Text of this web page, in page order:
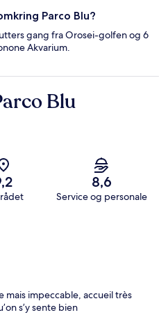
Parco Blu?
gang fra Orosei-golfen og 6
Akvarium.
Blu
8,6
Service og personale
mais impeccable, accueil très
s’y sente bien